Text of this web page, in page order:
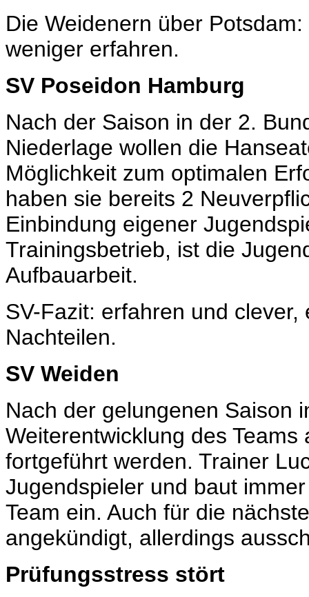
Die Weidenern über
weniger erfahren.
SV Poseidon Hamburg
Nach der Saison in der 2.
Niederlage wollen die
Möglichkeit zum optimalen
haben sie bereits 2
Einbindung eigener
Trainingsbetrieb, ist die
Aufbauarbeit.
SV-Fazit: erfahren und
Nachteilen.
SV Weiden
Nach der gelungenen Saison
Weiterentwicklung des
fortgeführt werden. Trainer
Jugendspieler und baut
Team ein. Auch für die
angekündigt, allerdings
Prüfungsstress stört